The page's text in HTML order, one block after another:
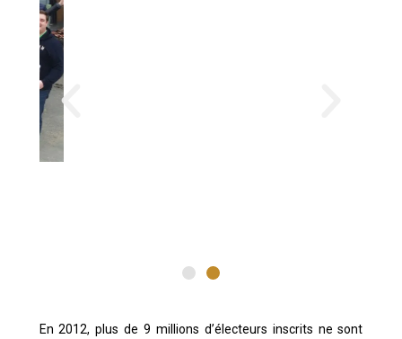
En 2012, plus de 9 millions d’électeurs inscrits ne sont